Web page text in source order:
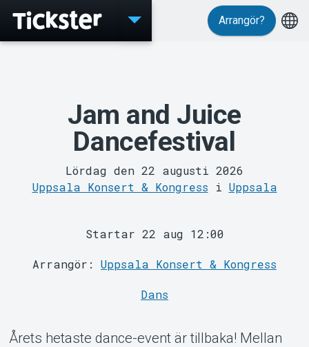
Evenemang
MyTickster
Arrangör?
Jam and Juice
Dancefestival
Lördag den 22 augusti 2026
Uppsala Konsert & Kongress i Uppsala
Startar 22 aug 12:00
Arrangör: Uppsala Konsert & Kongress
Dans
Årets hetaste dance-event är tillbaka! Mellan